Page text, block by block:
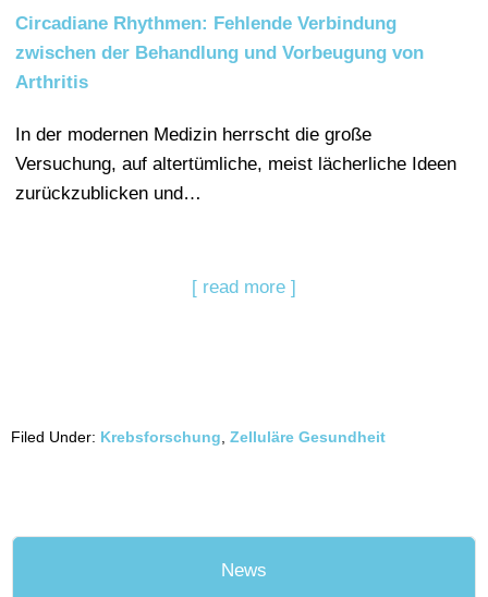
Circadiane Rhythmen: Fehlende Verbindung
zwischen der Behandlung und Vorbeugung von
Arthritis
In der modernen Medizin herrscht die große
Versuchung, auf altertümliche, meist lächerliche Ideen
zurückzublicken und…
[ read more ]
Filed Under: Krebsforschung Zelluläre Gesundheit
News